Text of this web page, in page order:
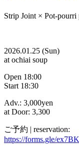
Strip Joint × Pot-
2026.01.25 (Sun)
at ochiai soup
Open 18:00
Start 18:30
Adv.: 3,000yen
at Door: 3,300
ご予約 | reservation:
https://forms.gle/